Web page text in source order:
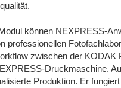
können NEXPRESS-
professionellen
zwischen der KODAK
Druckmaschine.
Produktion. Er